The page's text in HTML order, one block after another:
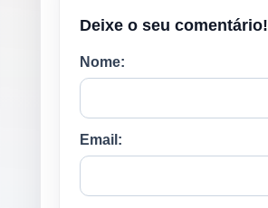
Deixe o seu comentário!
Nome:
Email: